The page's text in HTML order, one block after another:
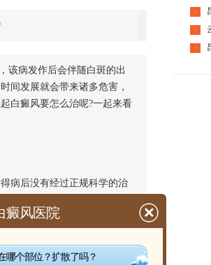
该病发作后会伴随白斑的出
间发展就会带来诸多危害，
白癜风要怎么治呢?一起来看
病后没有经过正规科学的治
威胁。因此建议各位患者看
·
·
·
癜风医院
哪个部位？扩散了吗？